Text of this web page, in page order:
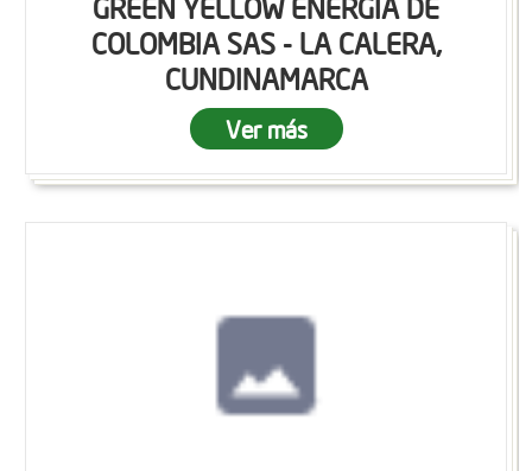
GREEN YELLOW ENERGÍA DE
COLOMBIA SAS - LA CALERA,
CUNDINAMARCA
Ver más